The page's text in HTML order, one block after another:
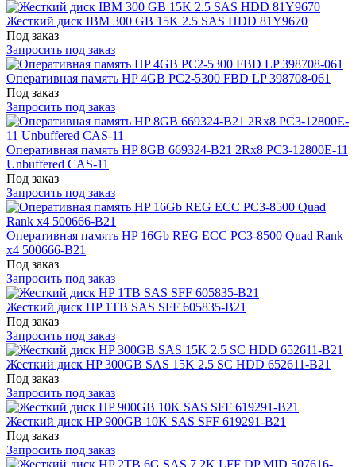
Жесткий диск IBM 300 GB 15K 2.5 SAS HDD 81Y9670
Под заказ
Запросить под заказ
Оперативная память HP 4GB PC2-5300 FBD LP 398708-061
Под заказ
Запросить под заказ
Оперативная память HP 8GB 669324-B21 2Rx8 PC3-12800E-11
Unbuffered CAS-11
Под заказ
Запросить под заказ
Оперативная память HP 16Gb REG ECC PC3-8500 Quad Rank
x4 500666-B21
Под заказ
Запросить под заказ
Жесткий диск HP 1TB SAS SFF 605835-B21
Под заказ
Запросить под заказ
Жесткий диск HP 300GB SAS 15K 2.5 SC HDD 652611-B21
Под заказ
Запросить под заказ
Жесткий диск HP 900GB 10K SAS SFF 619291-B21
Под заказ
Запросить под заказ